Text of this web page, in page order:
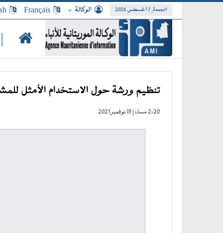
الجمعة, 7 أغسطس 2026 الوكالة Français
تنظيم ورشة حول الاستخدام الأمثل
2:20 مساءً | 15 نوفمبر 2021